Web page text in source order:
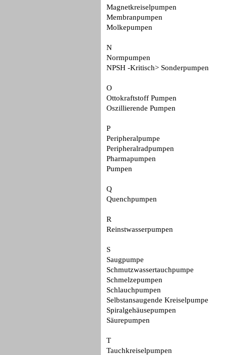
Magnetkreiselpumpen
Membranpumpen
Molkepumpen
N
Normpumpen
NPSH -Kritisch> Sonderpumpen
O
Ottokraftstoff Pumpen
Oszillierende Pumpen
P
Peripheralpumpe
Peripheralradpumpen
Pharmapumpen
Pumpen
Q
Quenchpumpen
R
Reinstwasserpumpen
S
Saugpumpe
Schmutzwassertauchpumpe
Schmelzepumpen
Schlauchpumpen
Selbstansaugende Kreiselpumpe
Spiralgehäusepumpen
Säurepumpen
T
Tauchkreiselpumpen